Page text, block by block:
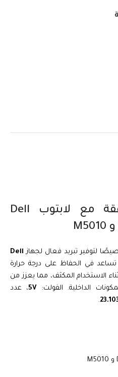
مروحة تبريد متوافقة مع لابتوب Dell
لتوفير تبريد فعال لجهاز Dell
في الحفاظ على درجة حرارة
الاستخدام المكثف، مما يعزز من
الداخلية. الفولت: 5V، عدد
.